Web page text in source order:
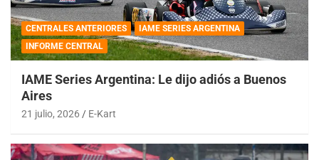
CENTRALES ANTERIORES
IAME SERIES ARGENTINA
INFORME CENTRAL
IAME Series Argentina: Le dijo adiós a Buenos
Aires
21 julio, 2026 E-Kart